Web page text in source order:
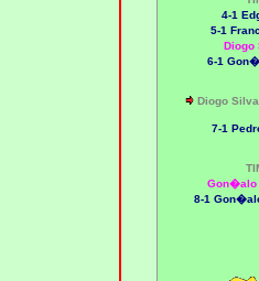
4-1
5-1
6-1
Diogo
7-1
Gon�alo
8-1